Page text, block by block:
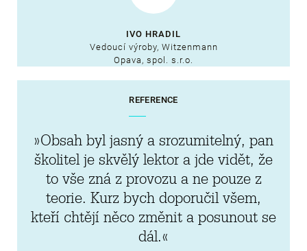
IVO HRADIL
Vedoucí výroby, Witzenmann
Opava, spol. s.r.o.
REFERENCE
»Obsah byl jasný a srozumitelný, pan
školitel je skvělý lektor a jde vidět, že
to vše zná z provozu a ne pouze z
teorie. Kurz bych doporučil všem,
kteří chtějí něco změnit a posunout se
dál.«